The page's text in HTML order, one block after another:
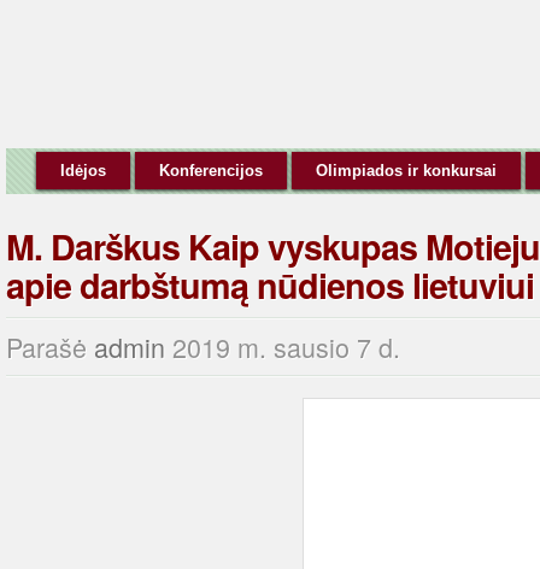
Idėjos Konferencijos Olimpiados ir konkursai
M. Darškus Kaip vyskupas
apie darbštumą nūdienos lietuviui
Parašė admin 2019 m. sausio 7 d.